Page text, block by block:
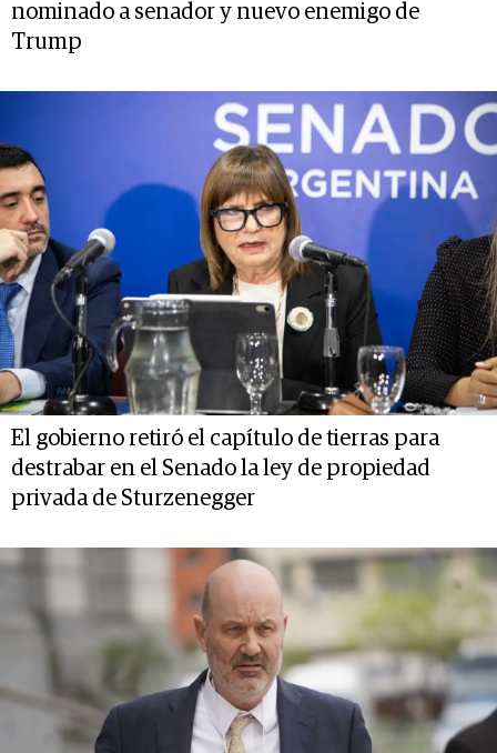
nominado a senador y nuevo enemigo de
Trump
El gobierno retiró el capítulo de tierras para
destrabar en el Senado la ley de propiedad
privada de Sturzenegger